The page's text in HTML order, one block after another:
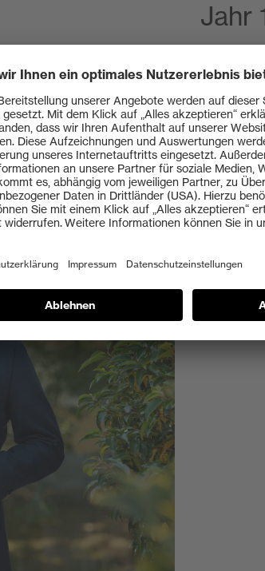
Jahr
spielt
Hand in
unseren
und sicher
neue